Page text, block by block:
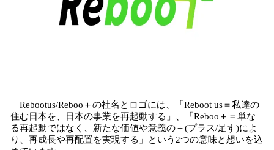
Rebootus/Reboo＋の社名とロゴには、「Reboot us＝私達の
住む日本を、日本の事業を再起動する」、「Reboo＋＝単な
る再起動ではなく、新たな価値や意義の＋(プラス/足す)によ
り、再成長や再配置を実現する」という2つの意味と想いを込